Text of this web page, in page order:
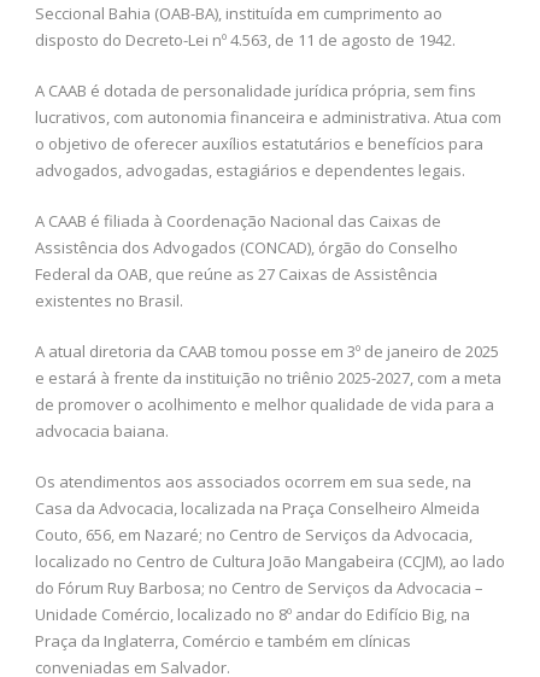
Seccional Bahia (OAB-BA), instituída em cumprimento ao
disposto do Decreto-Lei nº 4.563, de 11 de agosto de 1942.
A CAAB é dotada de personalidade jurídica própria, sem fins
lucrativos, com autonomia financeira e administrativa. Atua com
o objetivo de oferecer auxílios estatutários e benefícios para
advogados, advogadas, estagiários e dependentes legais.
A CAAB é filiada à Coordenação Nacional das Caixas de
Assistência dos Advogados (CONCAD), órgão do Conselho
Federal da OAB, que reúne as 27 Caixas de Assistência
existentes no Brasil.
A atual diretoria da CAAB tomou posse em 3º de janeiro de 2025
e estará à frente da instituição no triênio 2025-2027, com a meta
de promover o acolhimento e melhor qualidade de vida para a
advocacia baiana.
Os atendimentos aos associados ocorrem em sua sede, na
Casa da Advocacia, localizada na Praça Conselheiro Almeida
Couto, 656, em Nazaré; no Centro de Serviços da Advocacia,
localizado no Centro de Cultura João Mangabeira (CCJM), ao lado
do Fórum Ruy Barbosa; no Centro de Serviços da Advocacia –
Unidade Comércio, localizado no 8º andar do Edifício Big, na
Praça da Inglaterra, Comércio e também em clínicas
conveniadas em Salvador.